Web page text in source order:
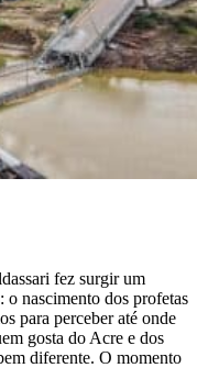
fez surgir um
o nascimento dos profetas
para perceber até onde
gosta do Acre e dos
diferente. O momento